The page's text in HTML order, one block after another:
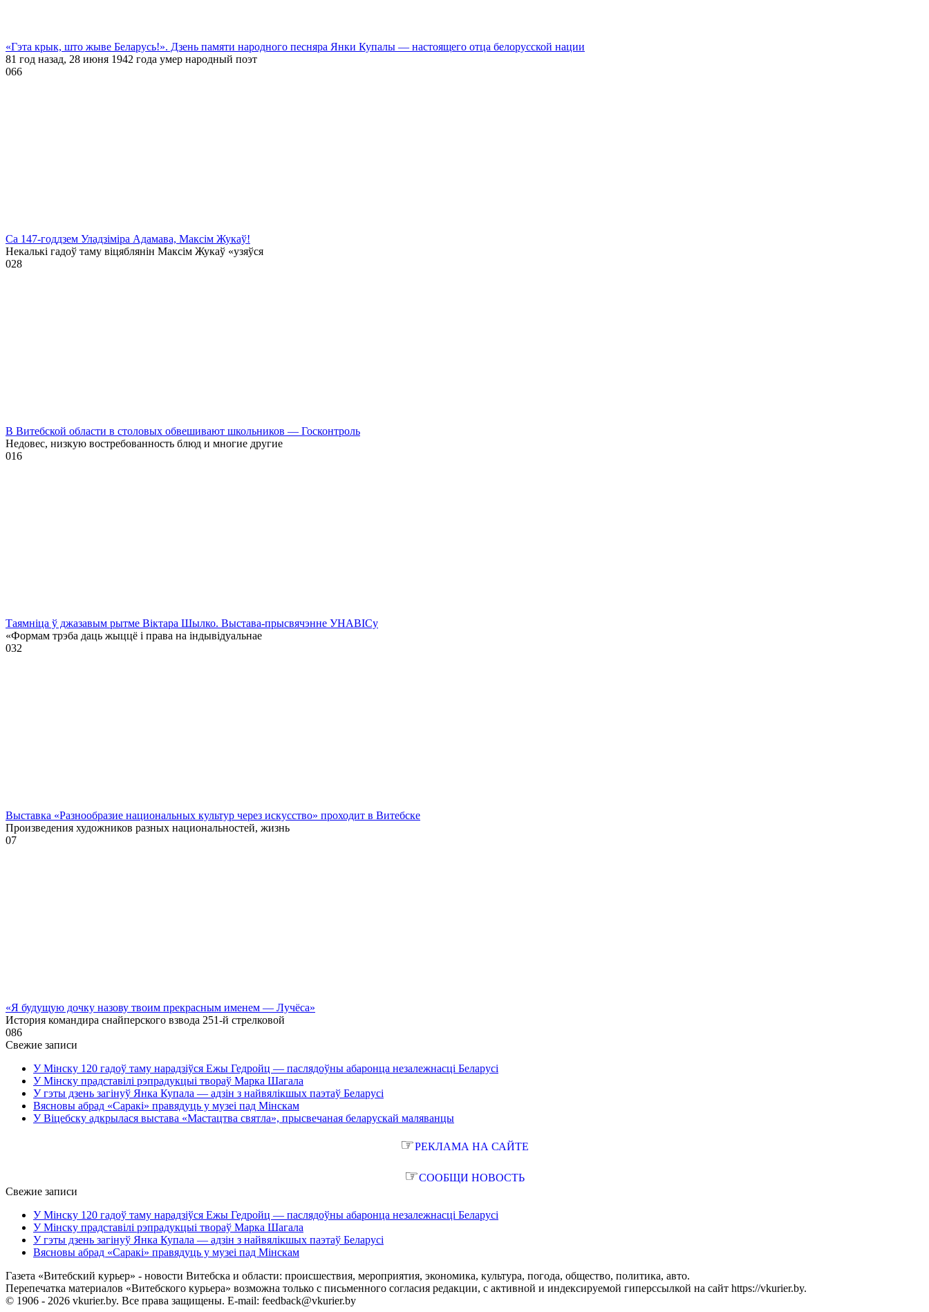
«Гэта крык, што жыве Беларусь!». Дзень памяти народного песняра Янки Купалы — настоящего отца белорусской нации
81 год назад, 28 июня 1942 года умер народный поэт
066
Са 147-годдзем Уладзіміра Адамава, Максім Жукаў!
Некалькі гадоў таму віцяблянін Максім Жукаў «узяўся
028
В Витебской области в столовых обвешивают школьников — Госконтроль
Недовес, низкую востребованность блюд и многие другие
016
Таямніца ў джазавым рытме Віктара Шылко. Выстава-прысвячэнне УНАВІСу
«Формам трэба даць жыццё і права на індывідуальнае
032
Выставка «Разнообразие национальных культур через искусство» проходит в Витебске
Произведения художников разных национальностей, жизнь
07
«Я будущую дочку назову твоим прекрасным именем — Лучёса»
История командира снайперского взвода 251-й стрелковой
086
Свежие записи
У Мінску 120 гадоў таму нарадзіўся Ежы Гедройц — паслядоўны абаронца незалежнасці Беларусі
У Мінску прадставілі рэпрадукцыі твораў Марка Шагала
У гэты дзень загінуў Янка Купала — адзін з найвялікшых паэтаў Беларусі
Вясновы абрад «Саракі» правядуць у музеі пад Мінскам
У Віцебску адкрылася выстава «Мастацтва святла», прысвечаная беларускай маляванцы
☞РЕКЛАМА НА САЙТЕ
☞СООБЩИ НОВОСТЬ
Свежие записи
У Мінску 120 гадоў таму нарадзіўся Ежы Гедройц — паслядоўны абаронца незалежнасці Беларусі
У Мінску прадставілі рэпрадукцыі твораў Марка Шагала
У гэты дзень загінуў Янка Купала — адзін з найвялікшых паэтаў Беларусі
Вясновы абрад «Саракі» правядуць у музеі пад Мінскам
Газета «Витебский курьер» - новости Витебска и области: происшествия, мероприятия, экономика, культура, погода, общество, политика, авто.
Перепечатка материалов «Витебского курьера» возможна только с письменного согласия редакции, с активной и индексируемой гиперссылкой на сайт https://vkurier.by.
© 1906 - 2026 vkurier.by. Все права защищены. E-mail: feedback@vkurier.by